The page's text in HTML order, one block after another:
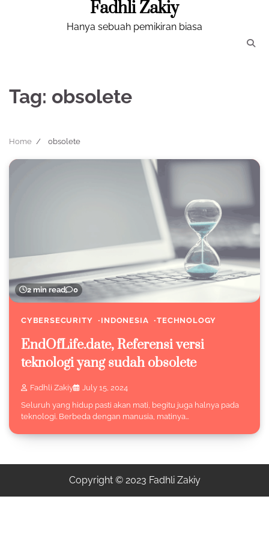
Fadhli Zakiy
Hanya sebuah pemikiran biasa
Tag: obsolete
Home obsolete
2 min read 0
CYBERSECURITY INDONESIA TECHNOLOGY
EndOfLife.date, Referensi versi
teknologi yang sudah obsolete
Fadhli Zakiy
July 15, 2024
Seluruh yang hidup pasti akan mati, begitu juga halnya pada
teknologi. Berbeda dengan manusia, matinya…